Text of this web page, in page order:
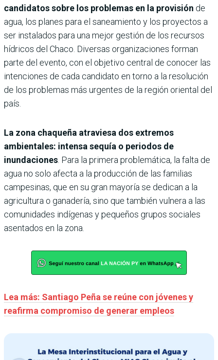
candidatos sobre los problemas en la provisión de
agua, los planes para el saneamiento y los proyectos a
ser instalados para una mejor gestión de los recursos
hídricos del Chaco. Diversas organizaciones forman
parte del evento, con el objetivo central de conocer las
intenciones de cada candidato en torno a la resolución
de los problemas más urgentes de la región oriental del
país.
La zona chaqueña atraviesa dos extremos
ambientales: intensa sequía o periodos de
inundaciones . Para la primera problemática, la falta de
agua no solo afecta a la producción de las familias
campesinas, que en su gran mayoría se dedican a la
agricultura o ganadería, sino que también vulnera a las
comunidades indígenas y pequeños grupos sociales
asentados en la zona.
Lea más: Santiago Peña se reúne con jóvenes y
reafirma compromiso de generar empleos